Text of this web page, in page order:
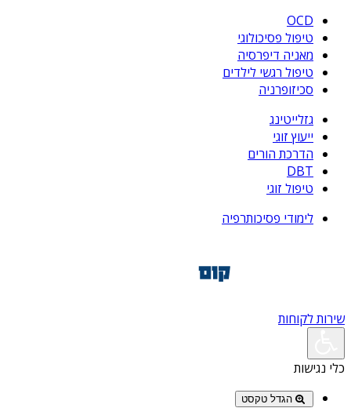
OCD
טיפול פסיכולוגי
מאניה דיפרסיה
טיפול רגשי לילדים
סכיזופרניה
גזלייטינג
ייעוץ זוגי
הדרכת הורים
DBT
טיפול זוגי
לימודי פסיכותרפיה
שירות לקוחות
כלי נגישות
הגדל טקסט